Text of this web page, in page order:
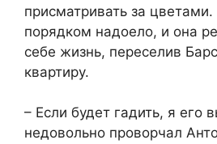
присматривать за
порядком надоело, и она
себе жизнь, переселив
квартиру.
– Если будет гадить, я его
недовольно проворчал